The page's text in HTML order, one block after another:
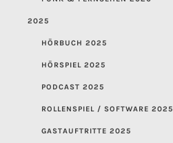
2025
HÖRBUCH 2025
HÖRSPIEL 2025
PODCAST 2025
ROLLENSPIEL / SOFTWARE 2025
GASTAUFTRITTE 2025